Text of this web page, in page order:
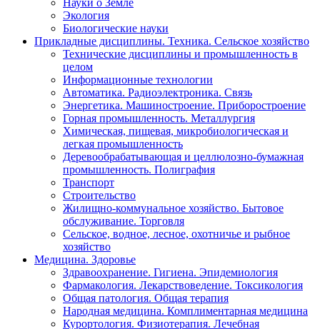
Экология
Биологические науки
Прикладные дисциплины. Техника. Сельское хозяйство
Технические дисциплины и промышленность в
целом
Информационные технологии
Автоматика. Радиоэлектроника. Связь
Энергетика. Машиностроение. Приборостроение
Горная промышленность. Металлургия
Химическая, пищевая, микробиологическая и
легкая промышленность
Деревообрабатывающая и целлюлозно-бумажная
промышленность. Полиграфия
Транспорт
Строительство
Жилищно-коммунальное хозяйство. Бытовое
обслуживание. Торговля
Сельское, водное, лесное, охотничье и рыбное
хозяйство
Медицина. Здоровье
Здравоохранение. Гигиена. Эпидемиология
Фармакология. Лекарствоведение. Токсикология
Общая патология. Общая терапия
Народная медицина. Комплиментарная медицина
Курортология. Физиотерапия. Лечебная